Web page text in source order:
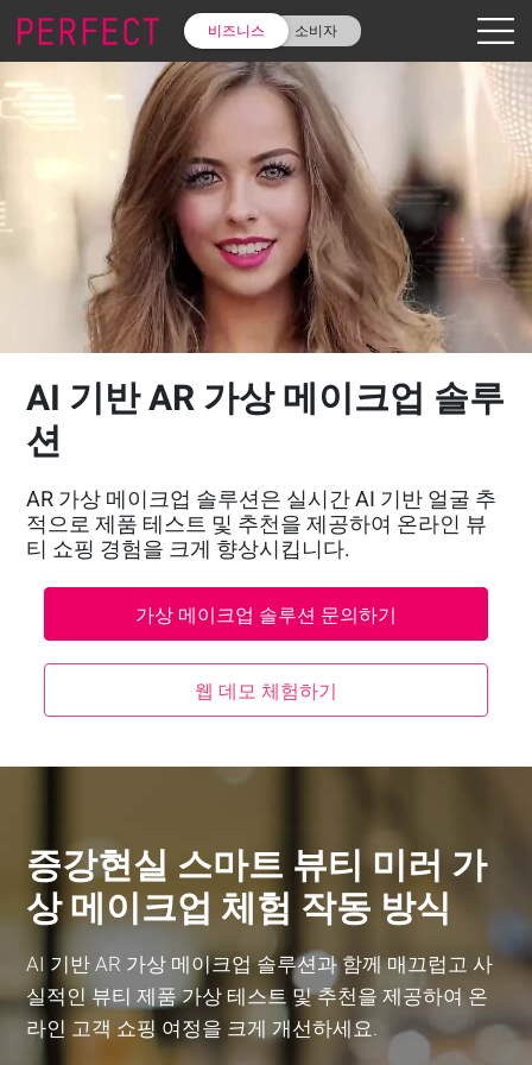
비즈니스 소비자
AI 기반 AR 가상 메이크업 솔루
션
AR 가상 메이크업 솔루션은 실시간 AI 기반 얼굴 추
적으로 제품 테스트 및 추천을 제공하여 온라인 뷰
티 쇼핑 경험을 크게 향상시킵니다.
가상 메이크업 솔루션 문의하기
웹 데모 체험하기
증강현실 스마트 뷰티 미러 가
상 메이크업 체험 작동 방식
AI 기반 AR 가상 메이크업 솔루션과 함께 매끄럽고 사
실적인 뷰티 제품 가상 테스트 및 추천을 제공하여 온
라인 고객 쇼핑 여정을 크게 개선하세요.